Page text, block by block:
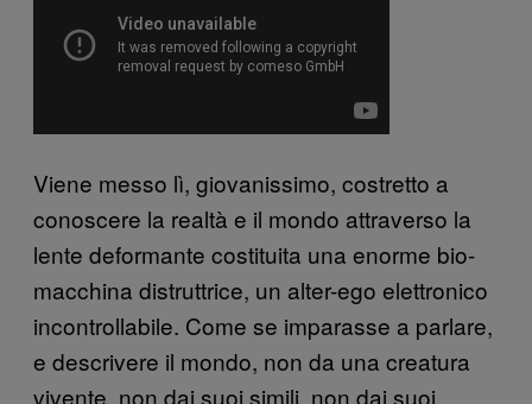
Viene messo lì, giovanissimo, costretto a
conoscere la realtà e il mondo attraverso la
lente deformante costituita una enorme bio-
macchina distruttrice, un alter-ego elettronico
incontrollabile. Come se imparasse a parlare,
e descrivere il mondo, non da una creatura
vivente, non dai suoi simili, non dai suoi